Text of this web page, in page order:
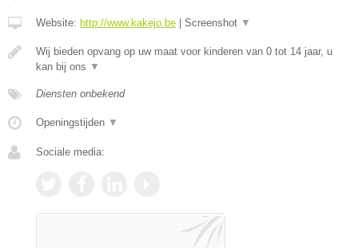
Website: http://www.kakejo.be | Screenshot ▼
Wij bieden opvang op uw maat voor kinderen van 0 tot 14 jaar, u
kan bij ons ▼
Diensten onbekend
Openingstijden ▼
Sociale media: